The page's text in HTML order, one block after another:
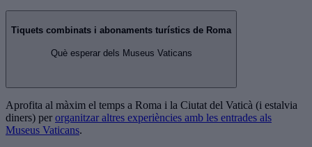
Tiquets combinats i abonaments turístics de Roma
Què esperar dels Museus Vaticans
Aprofita al màxim el temps a Roma i la Ciutat del Vaticà (i estalvia
diners) per organitzar altres experiències amb les entrades als
Museus Vaticans.